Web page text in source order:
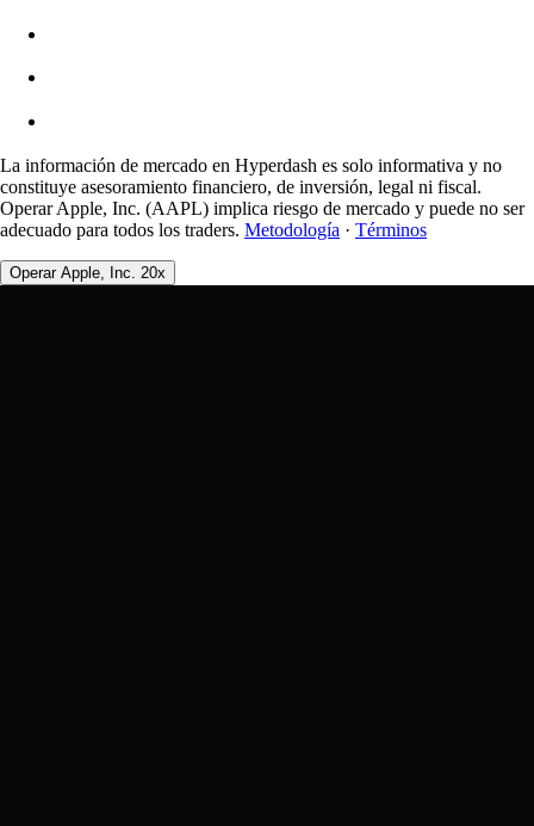
0.0450% / 0.0150%
La información de mercado en Hyperdash es solo informativa y no
constituye asesoramiento financiero, de inversión, legal ni fiscal.
Operar Apple, Inc. (AAPL) implica riesgo de mercado y puede no ser
adecuado para todos los traders. Metodología · Términos
Operar Apple, Inc. 20x